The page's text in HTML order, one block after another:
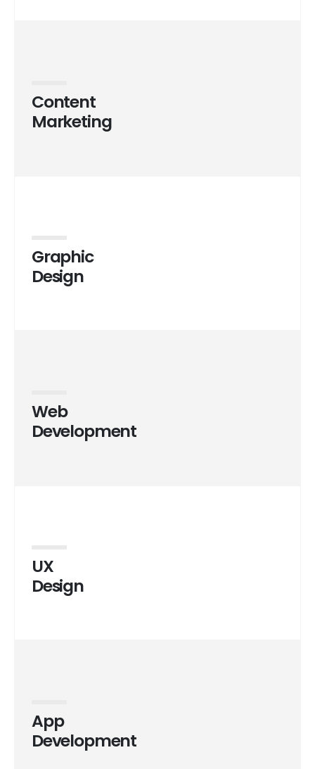
Content
Marketing
Graphic
Design
Web
Development
UX
Design
App
Development